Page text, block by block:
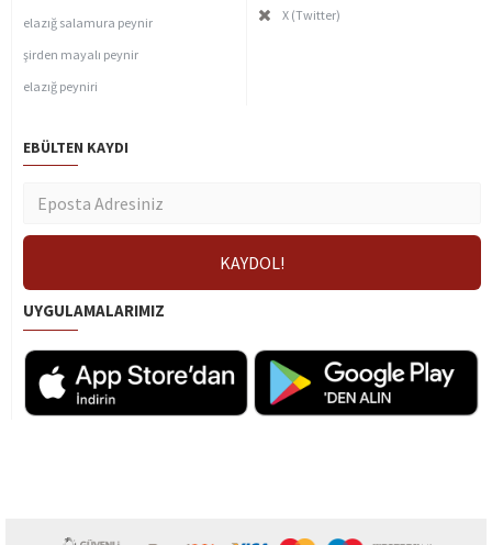
elazığ salamura peynir
şirden mayalı peynir
elazığ peyniri
X (Twitter)
EBÜLTEN KAYDI
UYGULAMALARIMIZ